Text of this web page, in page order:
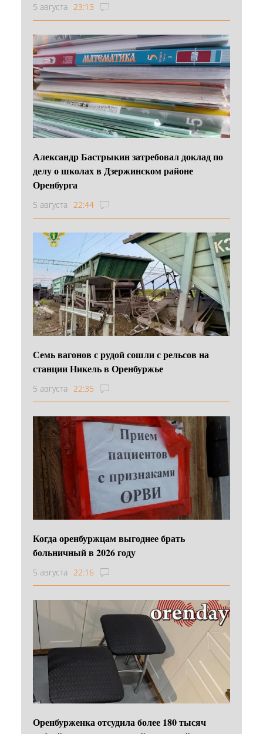
5 августа 23:13
Александр Бастрыкин затребовал доклад по
делу о школах в Дзержинском районе
Оренбурга
5 августа 22:44
Семь вагонов с рудой сошли с рельсов на
станции Никель в Оренбуржье
5 августа 22:35
Когда оренбуржцам выгоднее брать
больничный в 2026 году
5 августа 22:16
Оренбурженка отсудила более 180 тысяч